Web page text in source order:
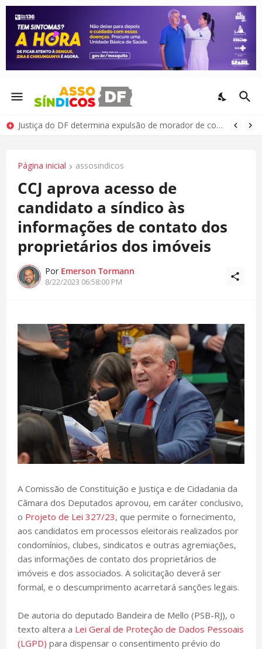
Justiça do DF determina expulsão de morador de condomínio por comportamento antissocial
Página inicial assosindicos
CCJ aprova acesso de
candidato a síndico às
informações de contato dos
proprietários dos imóveis
Por Emerson Tormann
8/22/2023 06:58:00 PM
A Comissão de Constituição e Justiça e de Cidadania da
Câmara dos Deputados aprovou, em caráter conclusivo,
o Projeto de Lei 327/23, que permite o fornecimento,
aos candidatos em processos eleitorais realizados por
condomínios, clubes, sindicatos e outras agremiações,
das informações de contato dos proprietários de
imóveis e dos associados. A solicitação deverá ser
formal, e o descumprimento acarretará sanções legais.
De autoria do deputado Bandeira de Mello (PSB-RJ), o
texto altera a Lei Geral de Proteção de Dados Pessoais
(LGPD) para dispensar o consentimento prévio do